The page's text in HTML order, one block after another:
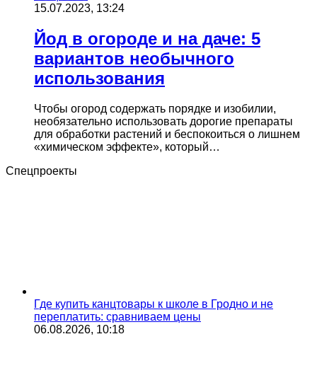
15.07.2023, 13:24
Йод в огороде и на даче: 5
вариантов необычного
использования
Чтобы огород содержать порядке и изобилии,
необязательно использовать дорогие препараты
для обработки растений и беспокоиться о лишнем
«химическом эффекте», который…
Спецпроекты
Где купить канцтовары к школе в Гродно и не
переплатить: сравниваем цены
06.08.2026, 10:18